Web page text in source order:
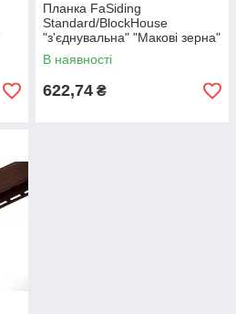
Планка FaSiding
Standard/BlockHouse
"з'єднувальна" "Макові зерна"
В наявності
622,74 ₴